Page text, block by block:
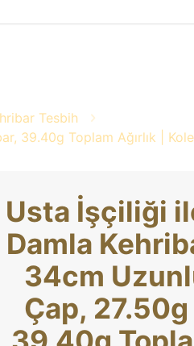
Tesbih
39.40g Toplam Ağırlık |
Usta İşçiliği
Damla
34cm
Çap,